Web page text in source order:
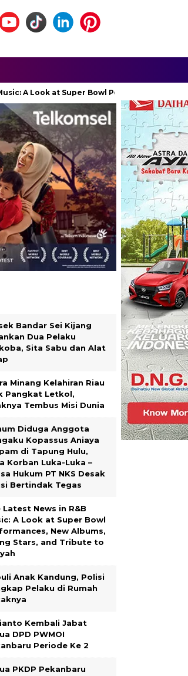
at Super Bowl Performances, New Albums,
Bandar Sei Kijang
Dua Pelaku
Sita Sabu dan Alat
Minang Kelahiran Riau
Pangkat Letkol,
Tembus Misi Dunia
Diduga Anggota
Kopassus Aniaya
di Tapung Hulu,
Korban Luka-Luka –
Hukum PT NKS Desak
Bertindak Tegas
Latest News in R&B
A Look at Super Bowl
New Albums,
Stars, and Tribute to
Anak Kandung, Polisi
Pelaku di Rumah
Kembali Jabat
DPD PWMOI
Periode Ke 2
PKDP Pekanbaru